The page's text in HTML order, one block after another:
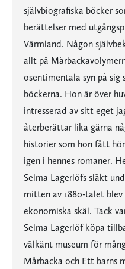
självbiografiska böcker
berättelser med
Värmland. Någon
allt på
osentimentala syn på sig
böckerna. Hon är över
intresserad av sitt eget
återberättar lika gärna
historier som hon fått
igen i hennes romaner.
Selma Lagerlöfs släkt
mitten av 1880-talet
ekonomiska skäl. Tack
Selma Lagerlöf köpa
välkänt museum för
Mårbacka och Ett barns